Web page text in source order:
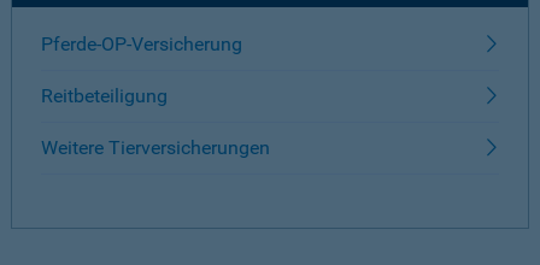
Pferde-OP-Versicherung
Reitbeteiligung
Weitere Tierversicherungen